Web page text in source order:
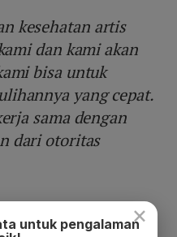
kesehatan artis
dan kami akan
bisa untuk
yang cepat.
sama dengan
dari otoritas
×
untuk pengalaman